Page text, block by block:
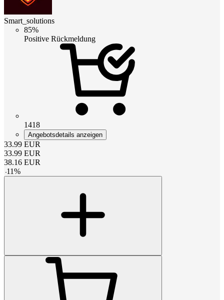
Smart_solutions
85%
Positive Rückmeldung
1418
Angebotsdetails anzeigen
33.99 EUR
33.99 EUR
38.16 EUR
-11%